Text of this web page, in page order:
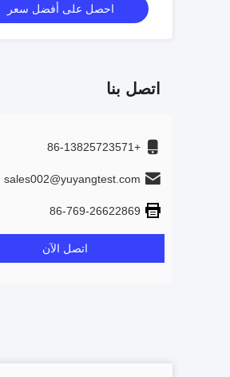
احصل على أفضل سعر
اتصل بنا
+86-13825723571
sales002@yuyangtest.com
86-769-26622869
اتصل الآن